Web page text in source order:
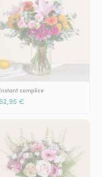
Instant complice
52,95 €